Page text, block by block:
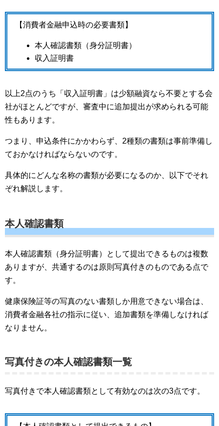
【消費者金融申込時の必要書類】
本人確認書類（身分証明書）
収入証明書
以上2点のうち「収入証明書」は少額融資なら不要とする会
社がほとんどですが、審査中に追加提出が求められる可能
性もあります。
つまり、申込条件にかかわらず、2種類の書類は事前準備し
ておかなければならないのです。
具体的にどんな名称の書類が必要になるのか、以下でそれ
ぞれ解説します。
本人確認書類
本人確認書類（身分証明書）として提出できるものは複数
ありますが、共通するのは原則写真付きのものである点で
す。
健康保険証等の写真のない書類しか用意できない場合は、
消費者金融各社の指示に従い、追加書類を準備しなければ
なりません。
写真付きの本人確認書類一覧
写真付きで本人確認書類として有効なのは次の3点です。